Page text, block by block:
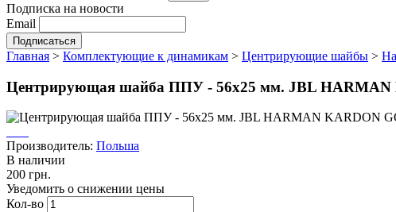
Подписка на новости
Email
Главная > Комплектующие к динамикам > Центрирующие шайбы >
Центрирующая шайба ППУ - 56х25 мм. JBL HARMAN
Производитель: Польша
В наличии
200 грн.
Уведомить о снижении цены
Кол-во